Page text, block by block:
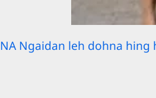
NA Ngaidan leh dohna hing